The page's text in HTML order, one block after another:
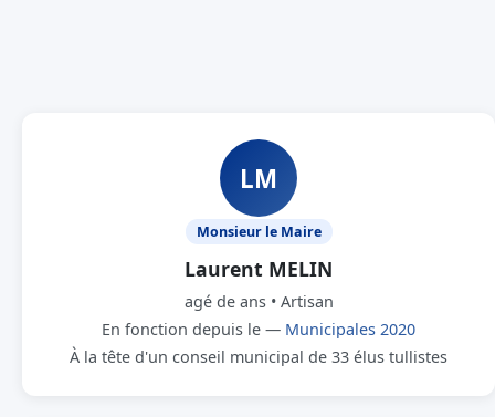
LM
Monsieur le Maire
Laurent MELIN
agé de ans • Artisan
En fonction depuis le — Municipales 2020
À la tête d'un conseil municipal de 33 élus tullistes